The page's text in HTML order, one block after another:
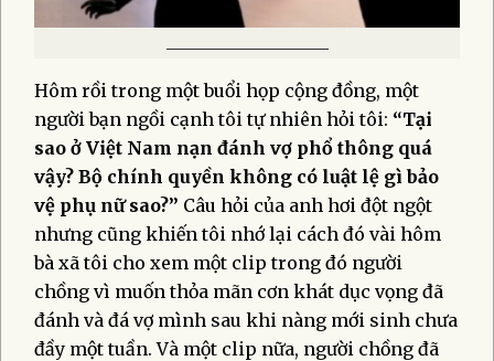
Hôm rồi trong một buổi họp cộng đồng, một
người bạn ngồi cạnh tôi tự nhiên hỏi tôi: “Tại
sao ở Việt Nam nạn đánh vợ phổ thông quá
vậy? Bộ chính quyền không có luật lệ gì bảo
vệ phụ nữ sao?” Câu hỏi của anh hơi đột ngột
nhưng cũng khiến tôi nhớ lại cách đó vài hôm
bà xã tôi cho xem một clip trong đó người
chồng vì muốn thỏa mãn cơn khát dục vọng đã
đánh và đá vợ mình sau khi nàng mới sinh chưa
đầy một tuần. Và một clip nữa, người chồng đã